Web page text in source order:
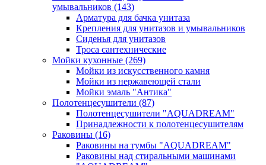
умывальников (143)
Арматура для бачка унитаза
Крепления для унитазов и умывальников
Сиденья для унитазов
Троса сантехнические
Мойки кухонные (269)
Мойки из искусственного камня
Мойки из нержавеющей стали
Мойки эмаль "Антика"
Полотенцесушители (87)
Полотенцесушители "AQUADREAM"
Принадлежности к полотенцесушителям
Раковины (16)
Раковины на тумбы "AQUADREAM"
Раковины над стиральными машинами